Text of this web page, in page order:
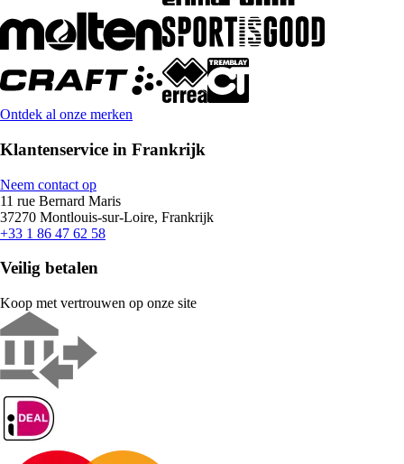
Ontdek al onze merken
Klantenservice in Frankrijk
Neem contact op
11 rue Bernard Maris
37270 Montlouis-sur-Loire, Frankrijk
+33 1 86 47 62 58
Veilig betalen
Koop met vertrouwen op onze site